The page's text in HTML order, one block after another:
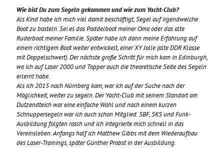
Wie bist Du zum Segeln gekommen und wie zum Yacht-Club?
Als Kind habe ich mich viel damit beschäftigt, Segel auf irgendwelche
Boot zu basteln. Sei es das Paddelboot meiner Oma oder das alte
Ruderboot meiner Familie. Später habe ich dann meine Erfahrung auf
einem richtigem Boot weiter entwickelt, einer XY Jolle (alte DDR Klasse
mit Doppelschwert). Der nächste große Schritt für mich kam in Edinburgh,
wo ich auf Laser 2000 und Topper auch die theoretische Seite des Segeln
erlernt habe.
Als ich 2015 nach Nürnberg kam, war ich auf der Suche nach der
Möglichkeit, weiter zu segeln. Der Yacht-Club mit seinem Standort am
Dutzendteich war eine einfache Wahl und nach einem kurzen
Schnuppersegeln war ich auch schon Mitglied. SBF, SKS und Funk-
Ausbildung folgten rasch und ich integrierte mich schnell in das
Vereinsleben. Anfangs half ich Matthew Gibbs mit dem Wiederaufbau
des Laser-Trainings, später Günther Probst in der Ausbildung.